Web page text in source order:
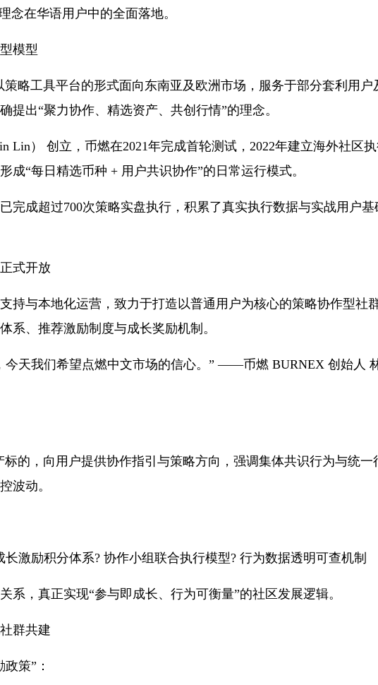
念在华语用户中的全面落地。
模型
策略工具平台的形式面向东南亚及欧洲市场，服务于部分套利用户
提出“聚力协作、精选资产、共创行情”的理念。
Lin） 创立，币燃在2021年完成首轮测试，2022年建立海外社区
成“每日精选币种 + 用户共识协作”的日常运行模式。
完成超过700次策略实盘执行，积累了真实执行数据与实战用户基
式开放
持与本地化运营，致力于打造以普通用户为核心的策略协作型社
系、推荐激励制度与成长奖励机制。
今天我们希望点燃中文市场的信心。” ——币燃 BURNEX 创始人
的，向用户提供协作指引与策略方向，强调集体共识行为与统一
波动。
激励积分体系? 协作小组联合执行模型? 行为数据透明可查机制
系，真正实现“参与即成长、行为可衡量”的社区发展逻辑。
群共建
策”：